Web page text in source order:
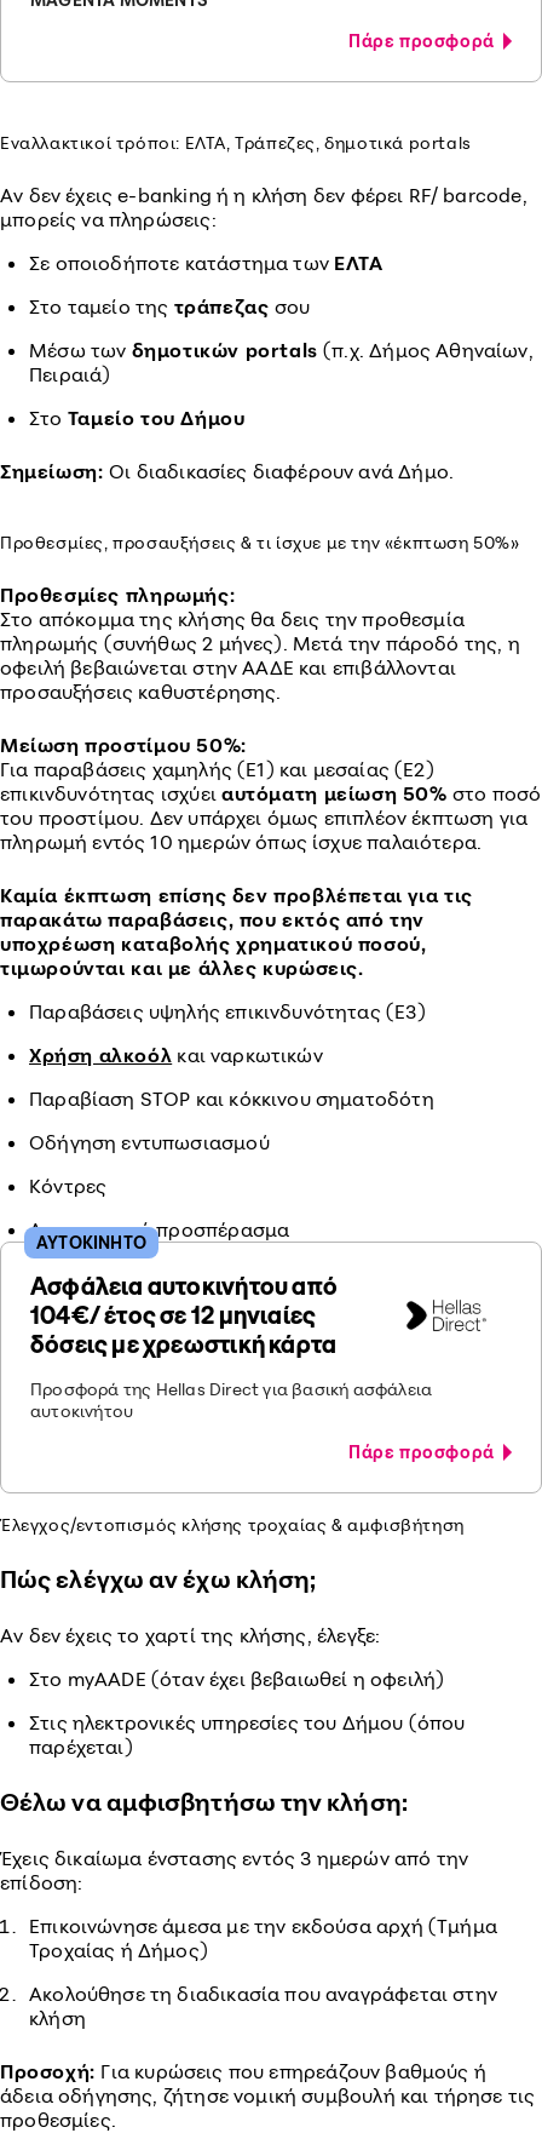
Πάρε προσφορά
Εναλλακτικοί τρόποι: ΕΛΤΑ, Τράπεζες, δημοτικά portals
Αν δεν έχεις e-banking ή η κλήση δεν φέρει RF/ barcode,
μπορείς να πληρώσεις:
Σε οποιοδήποτε κατάστημα των ΕΛΤΑ
Στο ταμείο της τράπεζας σου
Μέσω των δημοτικών portals (π.χ. Δήμος Αθηναίων,
Πειραιά)
Στο Ταμείο του Δήμου
Σημείωση:Οι διαδικασίες διαφέρουν ανά Δήμο.
Προθεσμίες, προσαυξήσεις & τι ίσχυε με την «έκπτωση 50%»
Προθεσμίες πληρωμής:
Στο απόκομμα της κλήσης θα δεις την προθεσμία
πληρωμής (συνήθως 2 μήνες). Μετά την πάροδό της, η
οφειλή βεβαιώνεται στην ΑΑΔΕ και επιβάλλονται
προσαυξήσεις καθυστέρησης.
Μείωση προστίμου 50%:
Για παραβάσεις χαμηλής (Ε1) και μεσαίας (Ε2)
επικινδυνότητας ισχύειαυτόματη μείωση 50% στο ποσό
του προστίμου. Δεν υπάρχει όμως επιπλέον έκπτωση για
πληρωμή εντός 10 ημερών όπως ίσχυε παλαιότερα.
Καμία έκπτωση επίσης δεν προβλέπεται για τις
παρακάτω παραβάσεις, που εκτός από την
υποχρέωση καταβολής χρηματικού ποσού,
τιμωρούνται και με άλλες κυρώσεις.
Παραβάσεις υψηλής επικινδυνότητας (Ε3)
Χρήση αλκοόλ και ναρκωτικών
Παραβίαση STOP και κόκκινου σηματοδότη
Οδήγηση εντυπωσιασμού
Κόντρες
Αντικανονικό προσπέρασμα
Ασφάλεια αυτοκινήτου από
104€/ έτος σε 12 μηνιαίες
δόσεις με χρεωστική κάρτα
Προσφορά της Hellas Direct για βασική ασφάλεια
αυτοκινήτου
Πάρε προσφορά
ΑΥΤΟΚΙΝΗΤΟ
Έλεγχος/εντοπισμός κλήσης τροχαίας & αμφισβήτηση
Πώς ελέγχω αν έχω κλήση;
Αν δεν έχεις το χαρτί της κλήσης, έλεγξε:
Στο myAADE (όταν έχει βεβαιωθεί η οφειλή)
Στις ηλεκτρονικές υπηρεσίες του Δήμου (όπου
παρέχεται)
Θέλω να αμφισβητήσω την κλήση:
Έχεις δικαίωμα ένστασης εντός 3 ημερών από την
επίδοση:
Επικοινώνησε άμεσα με την εκδούσα αρχή (Τμήμα
Τροχαίας ή Δήμος)
Ακολούθησε τη διαδικασία που αναγράφεται στην
κλήση
Προσοχή: Για κυρώσεις που επηρεάζουν βαθμούς ή
άδεια οδήγησης, ζήτησε νομική συμβουλή και τήρησε τις
προθεσμίες.